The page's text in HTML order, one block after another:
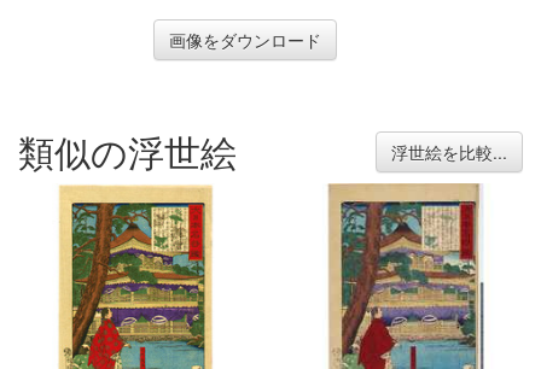
画像をダウンロード
類似の浮世絵 浮世絵を比較...